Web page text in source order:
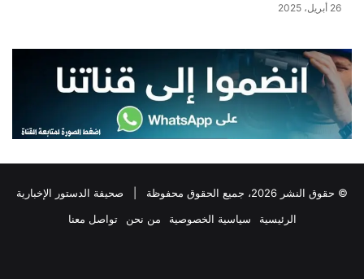
26 أبريل، 2025
© حقوق النشر 2026، جميع الحقوق محفوظة |
صحيفة الدستور الإخبارية
الرئيسية
سياسية الخصوصية من نحن تواصل معنا